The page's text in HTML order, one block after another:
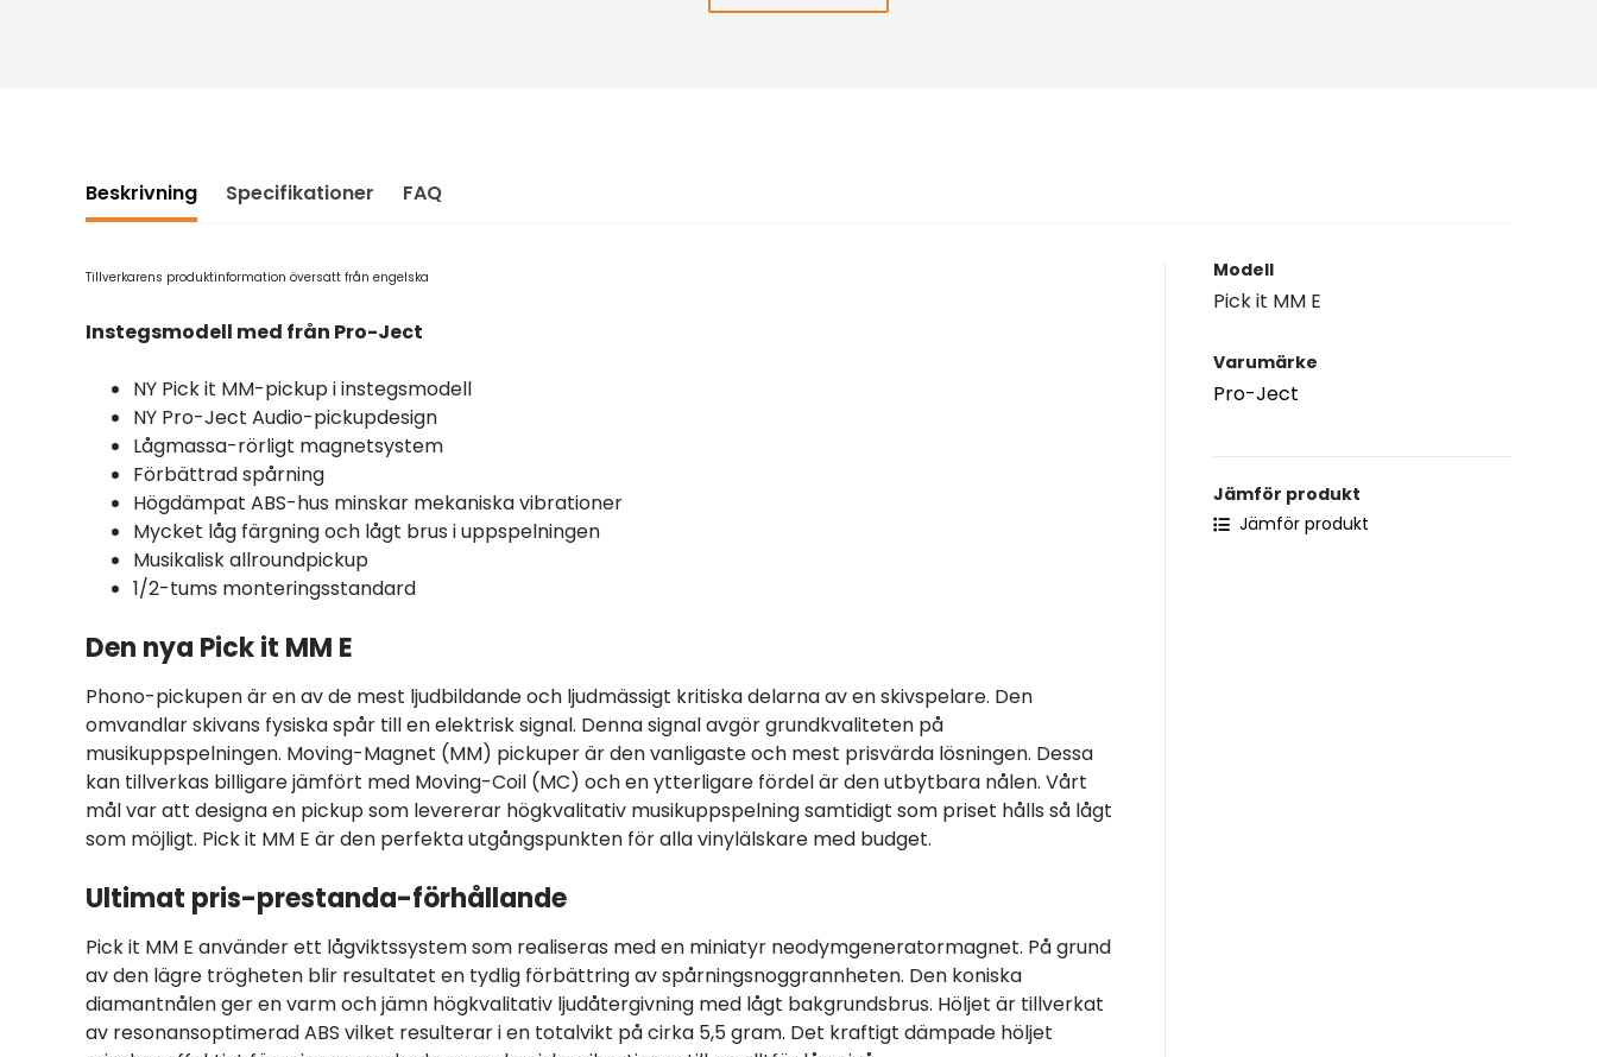
Beskrivning Specifikationer FAQ
Tillverkarens produktinformation översatt från engelska
Instegsmodell med från Pro-Ject
NY Pick it MM-pickup i instegsmodell
NY Pro-Ject Audio-pickupdesign
Lågmassa-rörligt magnetsystem
Förbättrad spårning
Högdämpat ABS-hus minskar mekaniska vibrationer
Mycket låg färgning och lågt brus i uppspelningen
Musikalisk allroundpickup
1/2-tums monteringsstandard
Den nya Pick it MM E
Phono-pickupen är en av de mest ljudbildande och ljudmässigt kritiska delarna av en skivspelare. Den
omvandlar skivans fysiska spår till en elektrisk signal. Denna signal avgör grundkvaliteten på
musikuppspelningen. Moving-Magnet (MM) pickuper är den vanligaste och mest prisvärda lösningen. Dessa
kan tillverkas billigare jämfört med Moving-Coil (MC) och en ytterligare fördel är den utbytbara nålen. Vårt
mål var att designa en pickup som levererar högkvalitativ musikuppspelning samtidigt som priset hålls så lågt
som möjligt. Pick it MM E är den perfekta utgångspunkten för alla vinylälskare med budget.
Ultimat pris-prestanda-förhållande
Pick it MM E använder ett lågviktssystem som realiseras med en miniatyr neodymgeneratormagnet. På grund
av den lägre trögheten blir resultatet en tydlig förbättring av spårningsnoggrannheten. Den koniska
diamantnålen ger en varm och jämn högkvalitativ ljudåtergivning med lågt bakgrundsbrus. Höljet är tillverkat
av resonansoptimerad ABS vilket resulterar i en totalvikt på cirka 5,5 gram. Det kraftigt dämpade höljet
Modell
Pick it MM E
Varumärke
Pro-Ject
Jämför produkt
Jämför produkt